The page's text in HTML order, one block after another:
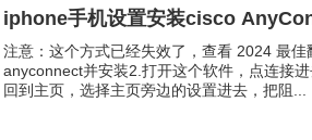
iphone手机设置安装cisco
注意：这个方式已经失效了，查看 2024 最
anyconnect并安装2.打开这个软件，点连接
回到主页，选择主页旁边的设置进去，把阻...